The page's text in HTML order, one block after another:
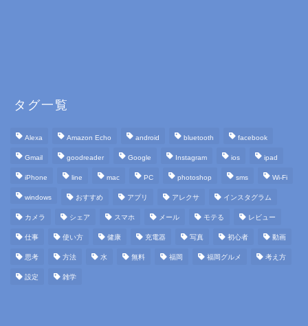
タグ一覧
Alexa Amazon Echo android bluetooth facebook
Gmail goodreader Google Instagram ios ipad
iPhone line mac PC photoshop sms Wi-Fi
windows おすすめ アプリ アレクサ インスタグラム
カメラ シェア スマホ メール モテる レビュー
仕事 使い方 健康 充電器 写真 初心者 動画
思考 方法 水 無料 福岡 福岡グルメ 考え方
設定 雑学